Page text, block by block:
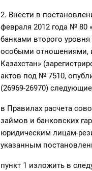
2. Внести в
февраля 2012 года № 80
банками второго
особыми отношениями,
Казахстан»
актов под № 7510,
(26969-26970)
в Правилах расчета
займов и банковских
юридическим лицам-
указанным
пункт 1 изложить в